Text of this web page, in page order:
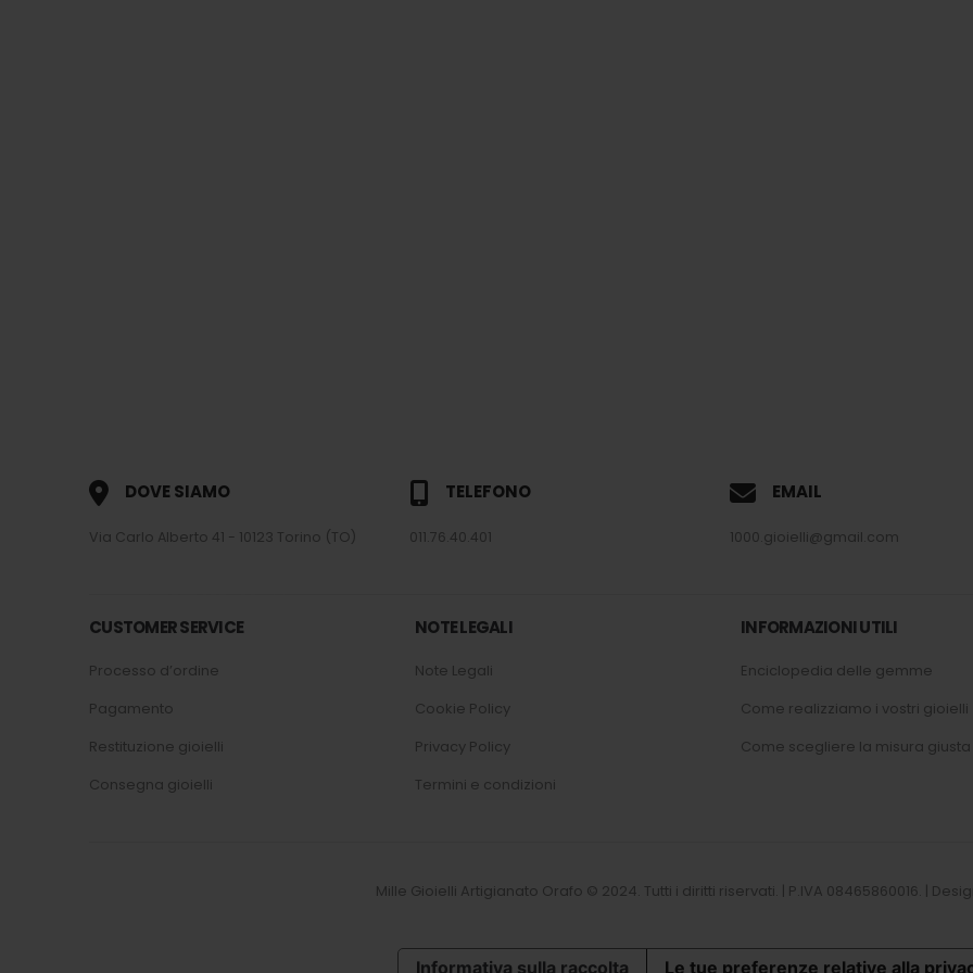
DOVE SIAMO
Via Carlo Alberto 41 - 10123 Torino (TO)
TELEFONO
011.76.40.401
EMAIL
1000.gioielli@gmail.com
CUSTOMER SERVICE
Processo d’ordine
Pagamento
Restituzione gioielli
Consegna gioielli
NOTE LEGALI
Note Legali
Cookie Policy
Privacy Policy
Termini e condizioni
INFORMAZIONI UTILI
Enciclopedia delle gemme
Come realizziamo i vostri gioielli
Come scegliere la misura giusta
Mille Gioielli Artigianato Orafo © 2024. Tutti i diritti riservati. | P.IVA 08465860016. |
Informativa sulla raccolta Le tue preferenze relative alla